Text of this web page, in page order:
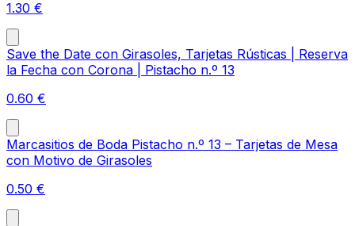
1.30 €
Save the Date con Girasoles, Tarjetas Rústicas | Reserva
la Fecha con Corona | Pistacho n.º 13
0.60 €
Marcasitios de Boda Pistacho n.º 13 – Tarjetas de Mesa
con Motivo de Girasoles
0.50 €